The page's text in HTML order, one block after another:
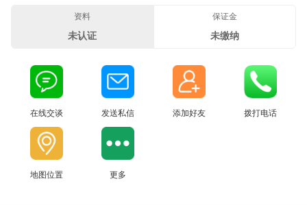
资料
未认证
保证金
未缴纳
在线交谈 发送私信 添加好友 拨打电话
地图位置 更多